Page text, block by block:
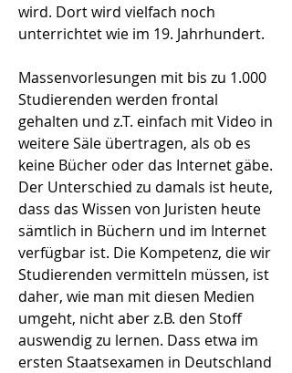
wird. Dort wird vielfach noch
unterrichtet wie im 19. Jahrhundert.
Massenvorlesungen mit bis zu 1.000
Studierenden werden frontal
gehalten und z.T. einfach mit Video in
weitere Säle übertragen, als ob es
keine Bücher oder das Internet gäbe.
Der Unterschied zu damals ist heute,
dass das Wissen von Juristen heute
sämtlich in Büchern und im Internet
verfügbar ist. Die Kompetenz, die wir
Studierenden vermitteln müssen, ist
daher, wie man mit diesen Medien
umgeht, nicht aber z.B. den Stoff
auswendig zu lernen. Dass etwa im
ersten Staatsexamen in Deutschland